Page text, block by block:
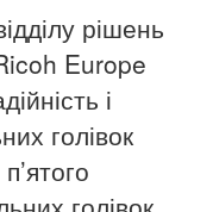
рішень
Europe
і
голівок